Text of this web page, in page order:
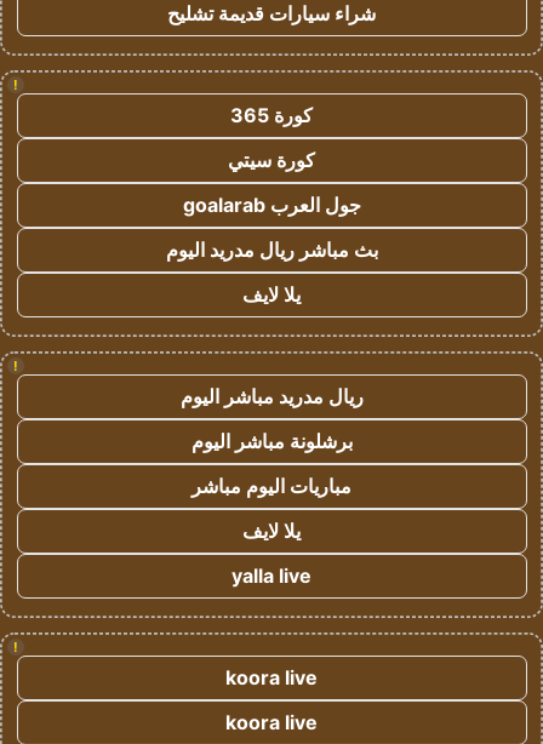
شراء سيارات قديمة تشليح
!
كورة 365
كورة سيتي
جول العرب goalarab
بث مباشر ريال مدريد اليوم
يلا لايف
!
ريال مدريد مباشر اليوم
برشلونة مباشر اليوم
مباريات اليوم مباشر
يلا لايف
yalla live
!
koora live
koora live